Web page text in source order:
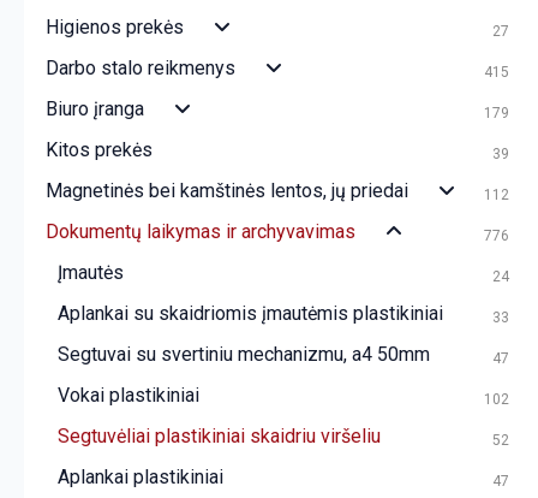
Higienos prekės 27
Darbo stalo reikmenys 415
Biuro įranga 179
Kitos prekės 39
Magnetinės bei kamštinės lentos, jų priedai 112
Dokumentų laikymas ir archyvavimas 776
Įmautės 24
Aplankai su skaidriomis įmautėmis plastikiniai 33
Segtuvai su svertiniu mechanizmu, a4 50mm 47
Vokai plastikiniai 102
Segtuvėliai plastikiniai skaidriu viršeliu 52
Aplankai plastikiniai 47